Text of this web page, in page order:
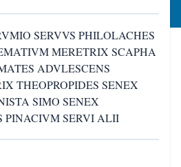
SERVVS PHILOLACHES
MERETRIX SCAPHA
ADVLESCENS
THEOPROPIDES SENEX
SIMO SENEX
PINACIVM SERVI ALII